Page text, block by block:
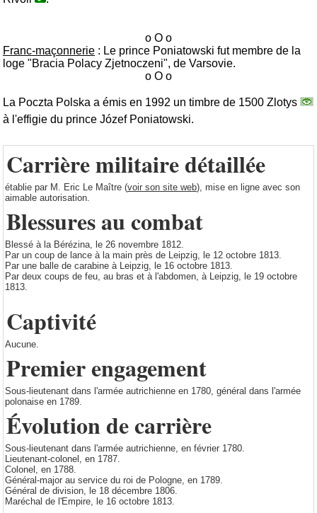
Franc-maçonnerie : Le prince Poniatowski fut membre de la
loge "Bracia Polacy Zjetnoczeni", de Varsovie.
La Poczta Polska a émis en 1992 un timbre de 1500 Zlotys
à l'effigie du prince Józef Poniatowski.
Carrière militaire détaillée
établie par M. Eric Le Maître (voir son site web), mise en ligne avec son
aimable autorisation.
Blessures au combat
Blessé à la Bérézina, le 26 novembre 1812.
Par un coup de lance à la main près de Leipzig, le 12 octobre 1813.
Par une balle de carabine à Leipzig, le 16 octobre 1813.
Par deux coups de feu, au bras et à l'abdomen, à Leipzig, le 19 octobre
1813.
Captivité
Aucune.
Premier engagement
Sous-lieutenant dans l'armée autrichienne en 1780, général dans l'armée
polonaise en 1789.
Évolution de carrière
Sous-lieutenant dans l'armée autrichienne, en février 1780.
Lieutenant-colonel, en 1787.
Colonel, en 1788.
Général-major au service du roi de Pologne, en 1789.
Général de division, le 18 décembre 1806.
Maréchal de l'Empire, le 16 octobre 1813.